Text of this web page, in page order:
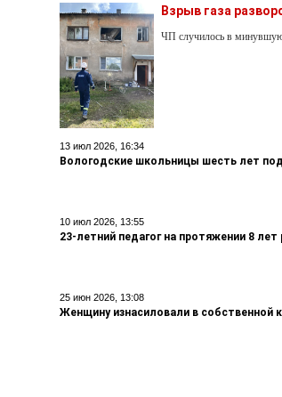
Взрыв газа
ЧП случилось в
13 июл 2026, 16:34
Вологодские школьницы шесть лет
10 июл 2026, 13:55
23-летний педагог на протяжении 8
25 июн 2026, 13:08
Женщину изнасиловали в собственной